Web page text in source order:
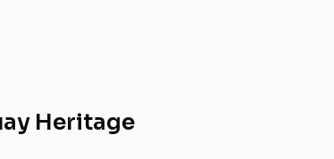
Heritage